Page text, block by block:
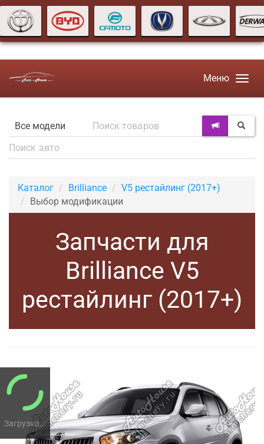
Загрузка...
Меню
Каталог Brilliance
V5 рестайлинг (2017+)
Выбор модификации
Запчасти для
Brilliance V5
рестайлинг (2017+)